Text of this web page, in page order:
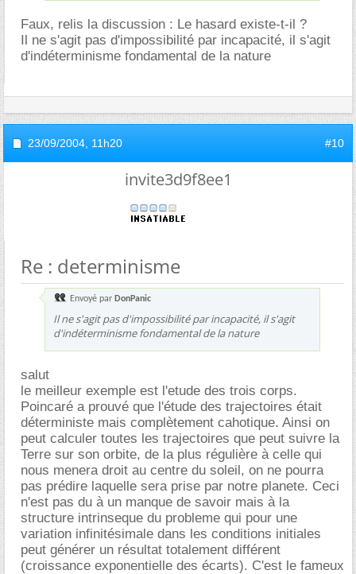
Faux, relis la discussion : Le hasard existe-t-il ?
Il ne s'agit pas d'impossibilité par incapacité, il s'agit
d'indéterminisme fondamental de la nature
23/09/2004, 11h20 #10
invite3d9f8ee1
Re : determinisme
Envoyé par DonPanic
Il ne s'agit pas d'impossibilité par incapacité, il s'agit
d'indéterminisme fondamental de la nature
salut
le meilleur exemple est l'etude des trois corps.
Poincaré a prouvé que l'étude des trajectoires était
déterministe mais complètement cahotique. Ainsi on
peut calculer toutes les trajectoires que peut suivre la
Terre sur son orbite, de la plus régulière à celle qui
nous menera droit au centre du soleil, on ne pourra
pas prédire laquelle sera prise par notre planete. Ceci
n'est pas du à un manque de savoir mais à la
structure intrinseque du probleme qui pour une
variation infinitésimale dans les conditions initiales
peut générer un résultat totalement différent
(croissance exponentielle des écarts). C'est le fameux